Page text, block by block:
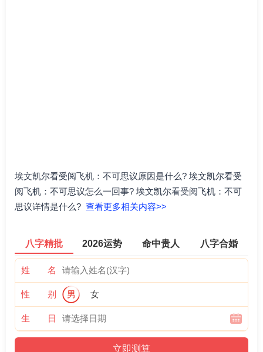
埃文凯尔看受阅飞机：不可思议原因是什么? 埃文凯尔看受
阅飞机：不可思议怎么一回事? 埃文凯尔看受阅飞机：不可
思议详情是什么? 查看更多相关内容>>
八字精批 2026运势 命中贵人 八字合婚
姓 名
性 别 男 女
生 日